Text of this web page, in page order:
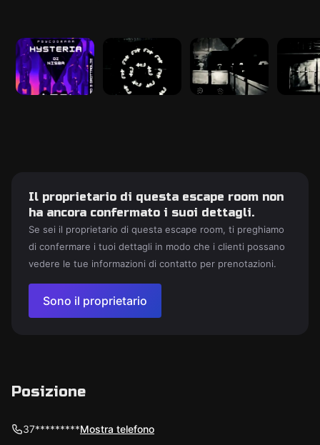
Il proprietario di questa escape room non
ha ancora confermato i suoi dettagli.
Se sei il proprietario di questa escape room, ti preghiamo
di confermare i tuoi dettagli in modo che i clienti possano
vedere le tue informazioni di contatto per prenotazioni.
Sono il proprietario
Posizione
37*********Mostra telefono